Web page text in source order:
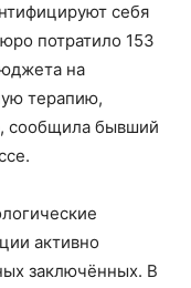
себя
потратило 153
на
терапию,
сообщила бывший
активно
заключённых. В